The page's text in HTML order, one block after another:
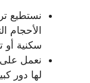
نستطيع
الأحجام
سكنية أو
نعمل على
لها دور